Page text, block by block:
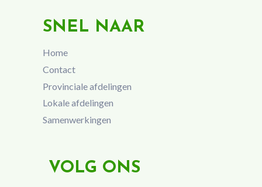
SNEL NAAR
Home
Contact
Provinciale afdelingen
Lokale afdelingen
Samenwerkingen
VOLG ONS